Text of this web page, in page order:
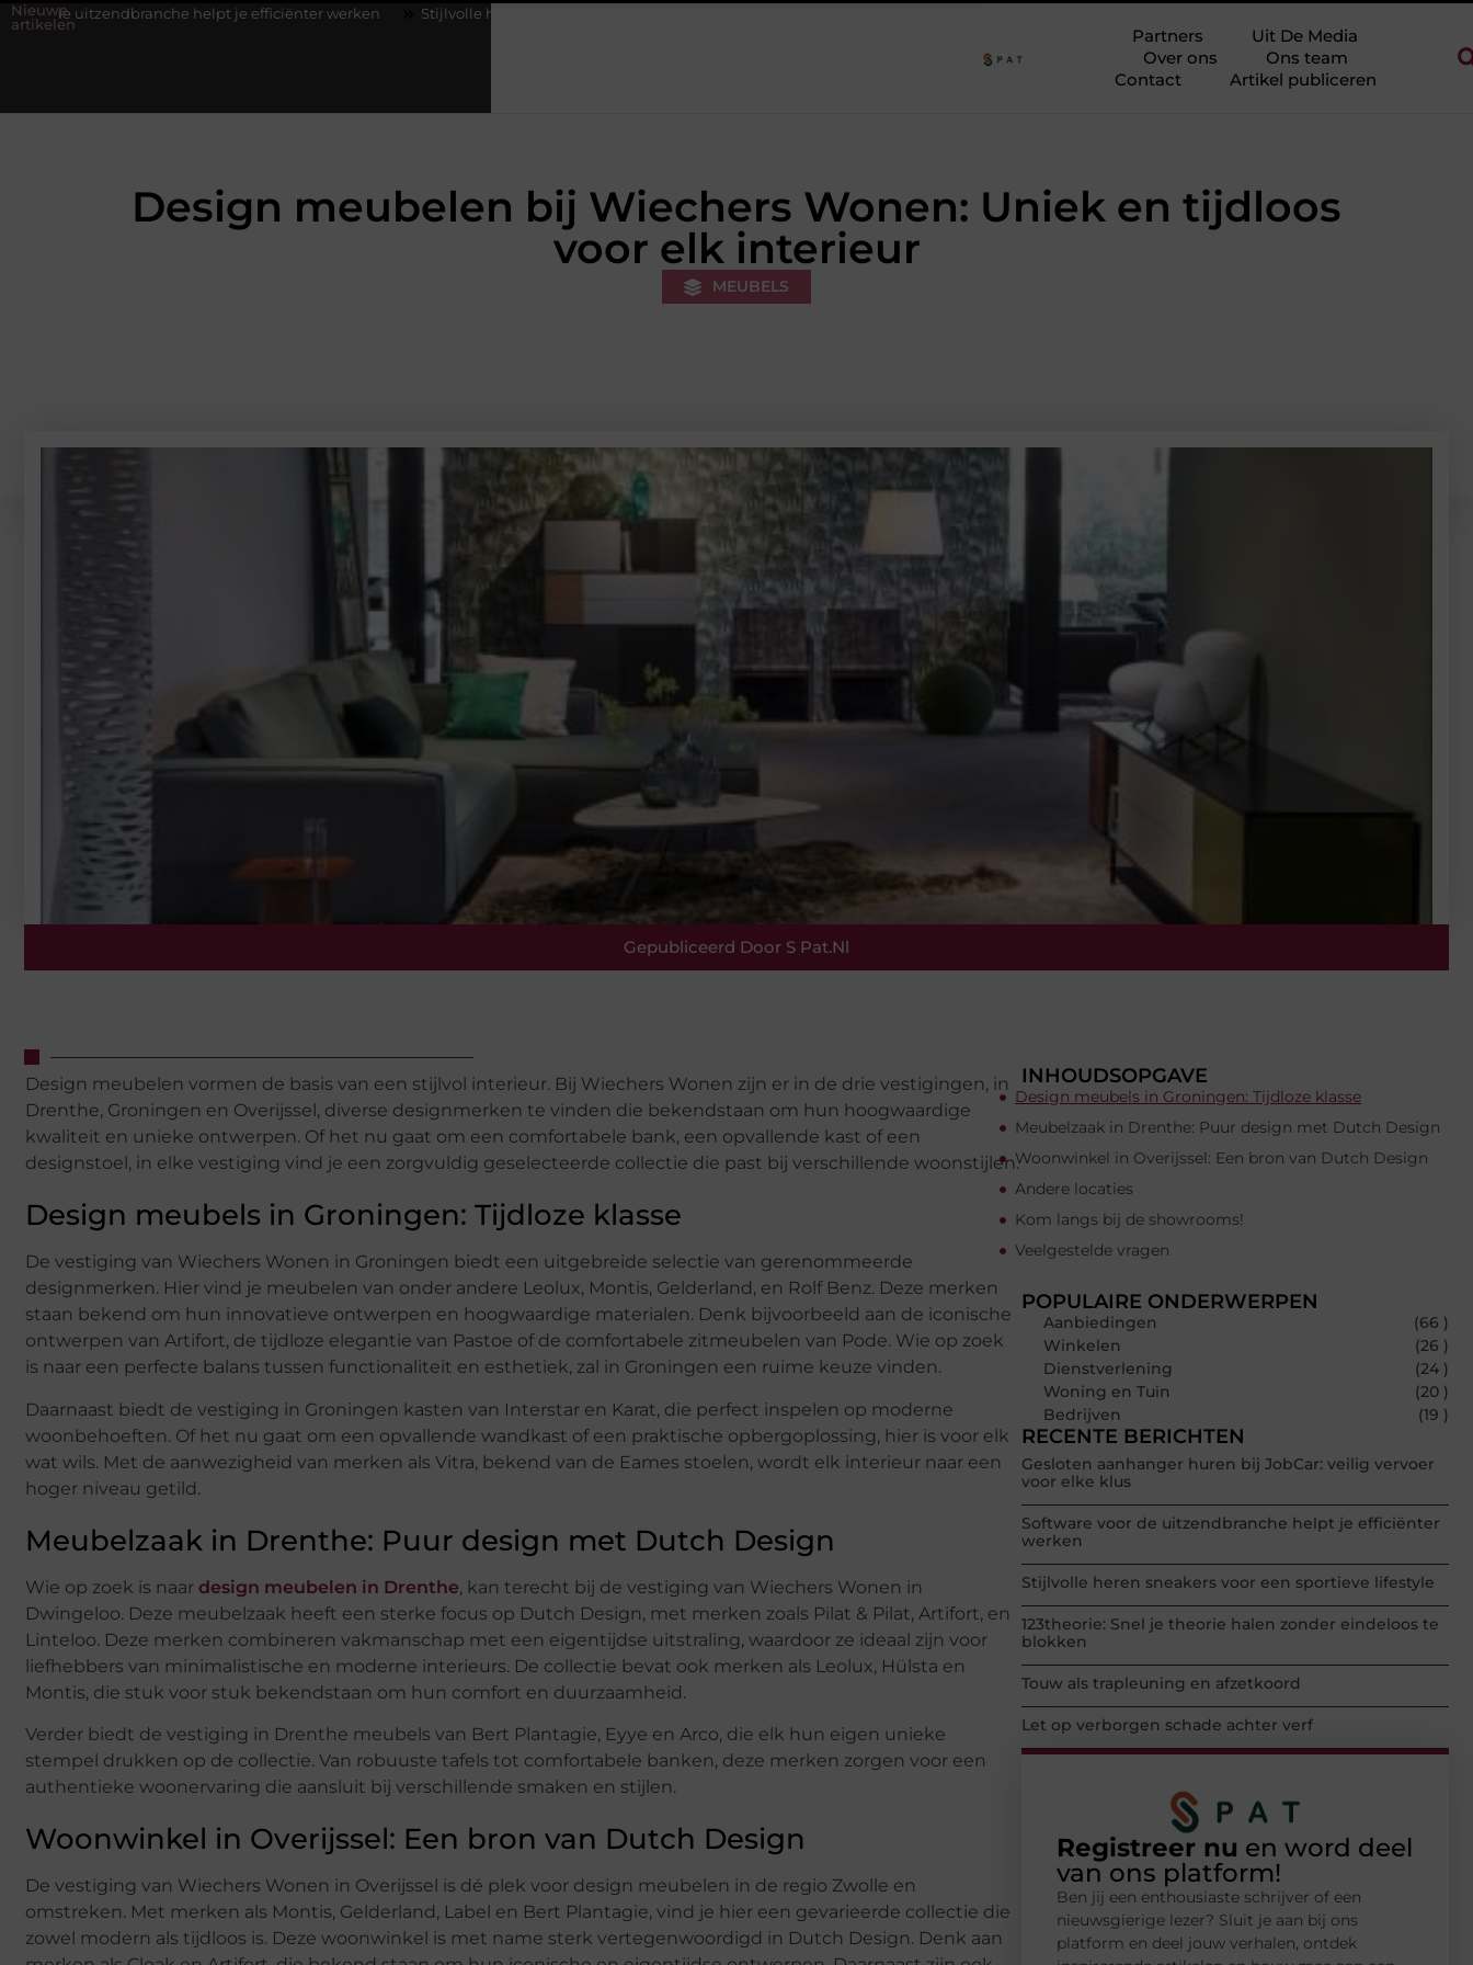
Nieuwe
artikelen
helpt je efficiënter werken Stijlvolle heren sneakers voor een sportieve lifestyle
Partners
Uit De Media
Over ons
Ons team
Contact
Artikel publiceren
Design meubelen bij Wiechers Wonen: Uniek en tijdloos
voor elk interieur
MEUBELS
Gepubliceerd Door S Pat.nl
Design meubelen vormen de basis van een stijlvol interieur. Bij Wiechers Wonen zijn er in de drie vestigingen, in
Drenthe, Groningen en Overijssel, diverse designmerken te vinden die bekendstaan om hun hoogwaardige
kwaliteit en unieke ontwerpen. Of het nu gaat om een comfortabele bank, een opvallende kast of een
designstoel, in elke vestiging vind je een zorgvuldig geselecteerde collectie die past bij verschillende woonstijlen.
Design meubels in Groningen: Tijdloze klasse
De vestiging van Wiechers Wonen in Groningen biedt een uitgebreide selectie van gerenommeerde
designmerken. Hier vind je meubelen van onder andere Leolux, Montis, Gelderland, en Rolf Benz. Deze merken
staan bekend om hun innovatieve ontwerpen en hoogwaardige materialen. Denk bijvoorbeeld aan de iconische
ontwerpen van Artifort, de tijdloze elegantie van Pastoe of de comfortabele zitmeubelen van Pode. Wie op zoek
is naar een perfecte balans tussen functionaliteit en esthetiek, zal in Groningen een ruime keuze vinden.
Daarnaast biedt de vestiging in Groningen kasten van Interstar en Karat, die perfect inspelen op moderne
woonbehoeften. Of het nu gaat om een opvallende wandkast of een praktische opbergoplossing, hier is voor elk
wat wils. Met de aanwezigheid van merken als Vitra, bekend van de Eames stoelen, wordt elk interieur naar een
hoger niveau getild.
Meubelzaak in Drenthe: Puur design met Dutch Design
Wie op zoek is naar design meubelen in Drenthe, kan terecht bij de vestiging van Wiechers Wonen in
Dwingeloo. Deze meubelzaak heeft een sterke focus op Dutch Design, met merken zoals Pilat & Pilat, Artifort, en
Linteloo. Deze merken combineren vakmanschap met een eigentijdse uitstraling, waardoor ze ideaal zijn voor
liefhebbers van minimalistische en moderne interieurs. De collectie bevat ook merken als Leolux, Hülsta en
Montis, die stuk voor stuk bekendstaan om hun comfort en duurzaamheid.
Verder biedt de vestiging in Drenthe meubels van Bert Plantagie, Eyye en Arco, die elk hun eigen unieke
stempel drukken op de collectie. Van robuuste tafels tot comfortabele banken, deze merken zorgen voor een
authentieke woonervaring die aansluit bij verschillende smaken en stijlen.
Woonwinkel in Overijssel: Een bron van Dutch Design
De vestiging van Wiechers Wonen in Overijssel is dé plek voor design meubelen in de regio Zwolle en
omstreken. Met merken als Montis, Gelderland, Label en Bert Plantagie, vind je hier een gevarieerde collectie die
zowel modern als tijdloos is. Deze woonwinkel is met name sterk vertegenwoordigd in Dutch Design. Denk aan
INHOUDSOPGAVE
Design meubels in Groningen: Tijdloze klasse
Meubelzaak in Drenthe: Puur design met Dutch Design
Woonwinkel in Overijssel: Een bron van Dutch Design
Andere locaties
Kom langs bij de showrooms!
Veelgestelde vragen
POPULAIRE ONDERWERPEN
Aanbiedingen
(66 )
Winkelen
(26 )
Dienstverlening
(24 )
Woning en Tuin
(20 )
Bedrijven
(19 )
RECENTE BERICHTEN
Gesloten aanhanger huren bij JobCar: veilig vervoer
voor elke klus
Software voor de uitzendbranche helpt je efficiënter
werken
Stijlvolle heren sneakers voor een sportieve lifestyle
123theorie: Snel je theorie halen zonder eindeloos te
blokken
Touw als trapleuning en afzetkoord
Let op verborgen schade achter verf
Registreer nu en word deel
van ons platform!
Ben jij een enthousiaste schrijver of een
nieuwsgierige lezer? Sluit je aan bij ons
platform en deel jouw verhalen, ontdek